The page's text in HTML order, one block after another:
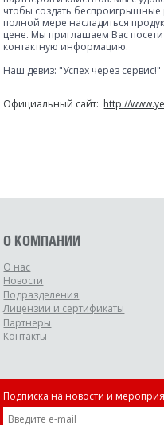
чтобы создать беспроигрышные
полной мере насладиться
цене. Мы приглашаем Вас
контактную информацию.
Наш девиз: "Успех через сервис!"
Официальный сайт: http://
О КОМПАНИИ
О нас
Новости
Подразделения
Лицензии и сертификаты
Партнеры
Контакты
Подписка на новости и